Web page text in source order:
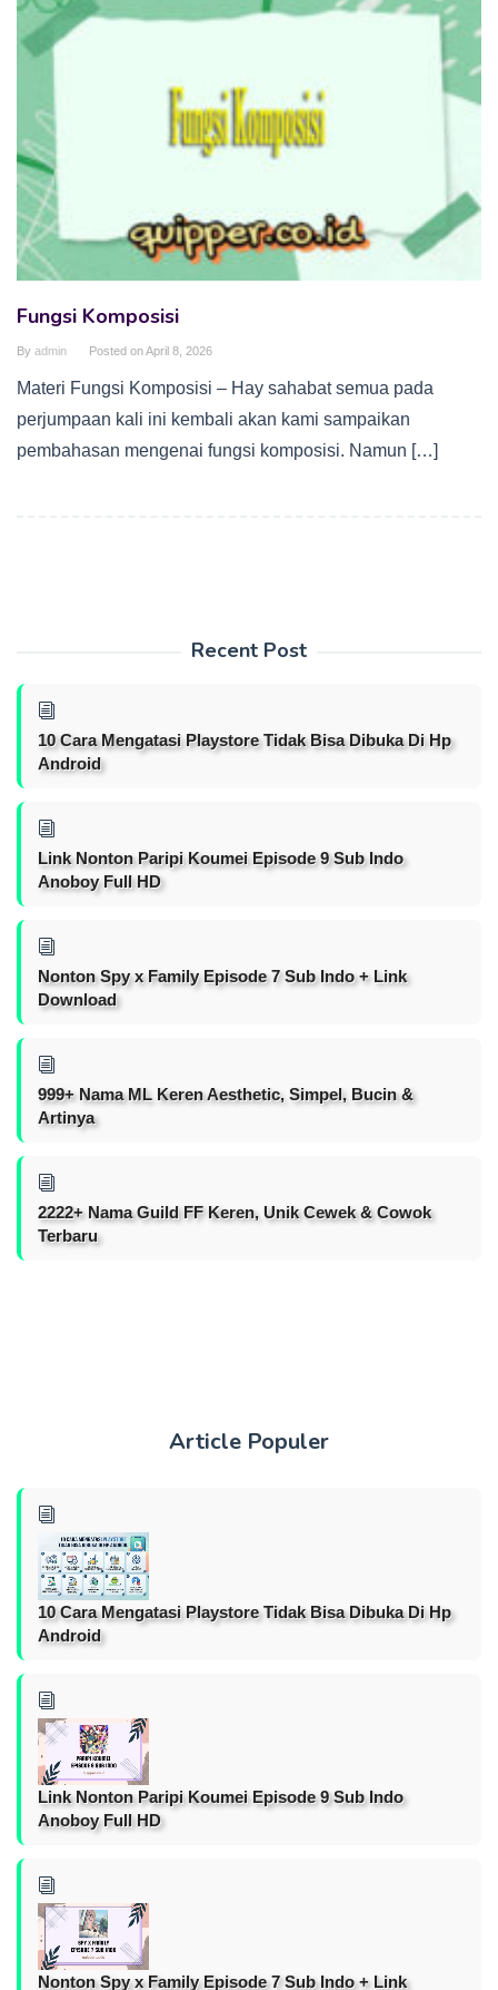
Fungsi Komposisi
By admin Posted onApril 8, 2026
Materi Fungsi Komposisi – Hay sahabat semua pada
perjumpaan kali ini kembali akan kami sampaikan
pembahasan mengenai fungsi komposisi. Namun […]
Recent Post
10 Cara Mengatasi Playstore Tidak Bisa Dibuka Di Hp
Android
Link Nonton Paripi Koumei Episode 9 Sub Indo
Anoboy Full HD
Nonton Spy x Family Episode 7 Sub Indo + Link
Download
999+ Nama ML Keren Aesthetic, Simpel, Bucin &
Artinya
2222+ Nama Guild FF Keren, Unik Cewek & Cowok
Terbaru
Article Populer
10 Cara Mengatasi Playstore Tidak Bisa Dibuka Di Hp
Android
Link Nonton Paripi Koumei Episode 9 Sub Indo
Anoboy Full HD
Nonton Spy x Family Episode 7 Sub Indo + Link